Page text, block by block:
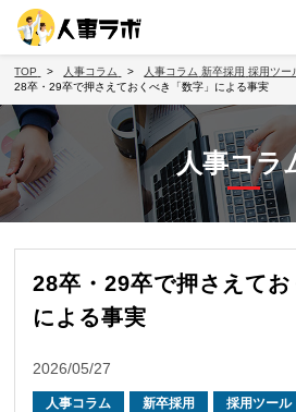
TOP 人事コラム 人事コラム 新卒採用 採用ツー
28卒・29卒で押さえておくべき「数字」による事実
人事コラ
28卒・29卒で押さえてお
による事実
2026/05/27
人事コラム 新卒採用 採用ツール